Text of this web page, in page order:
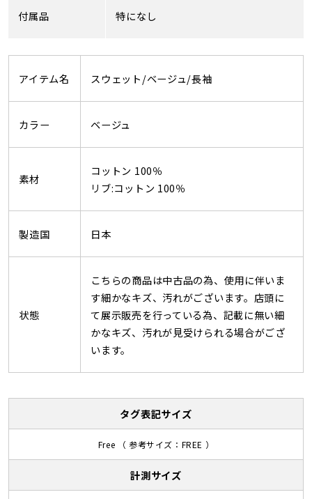
付属品 特になし
アイテム名 スウェット/ベージュ/長袖
カラー ベージュ
素材
コットン 100％
リブ:コットン 100％
製造国 日本
状態
こちらの商品は中古品の為、使用に伴いま
す細かなキズ、汚れがございます。店頭に
て展示販売を行っている為、記載に無い細
かなキズ、汚れが見受けられる場合がござ
います。
タグ表記サイズ
Free （ 参考サイズ：FREE ）
計測サイズ